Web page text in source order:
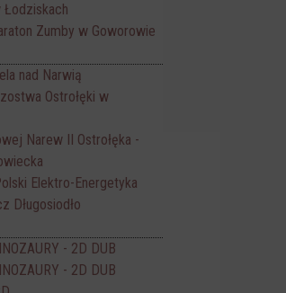
Zumby w Goworowie
nad Narwią
Ostrołęki w
Narew II Ostrołęka -
Elektro-Energetyka
Długosiodło
- 2D DUB
- 2D DUB